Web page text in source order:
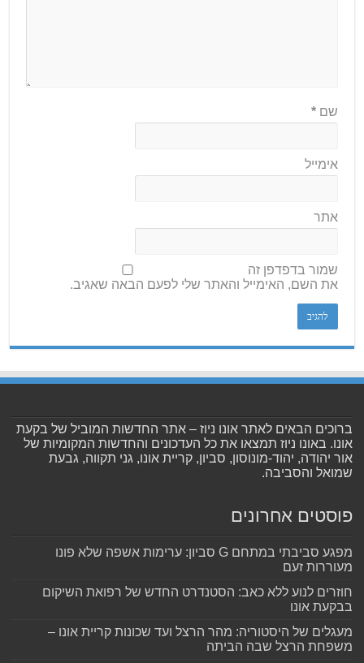
שם*
אימייל
אתר
שמור בדפדפן זה
את השם, האימייל והאתר שלי לפעם הבאה שאגיב.
ברוכים הבאים לאתר אונו ניוז – אתר החדשות המוביל של בקעת
אונו. באונו ניוז תמצאו את כל העדכונים והחדשות המקומיות של
אור יהודה, יהוד-מונוסון, סביון, קריית אונו, גני תקווה, גבעת
שמואל והסביבה.
פוסטים אחרונים
מפגע סביבתי במתחם G סביון: ערימות אשפה שלא פונו
מעוררות זעם
חוזרים לנוע ללא כאב: הסטנדרט החדש של רפואת השיקום
בבקעת אונו
מעגלים של היסטוריה: מהר הרצל ועד שכונות קריית אונו –
משפחת הרצל שבה הביתה